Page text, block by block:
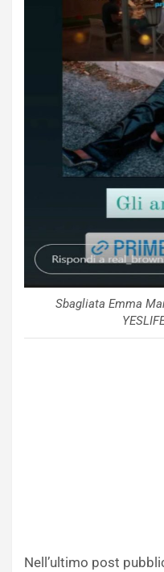
Sbagliata Emma
Nell’ultimo post